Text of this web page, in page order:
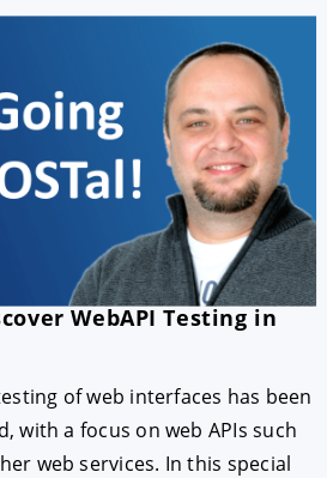
WebAPI Testing in
of web interfaces has been
with a focus on web APIs such
web services. In this special